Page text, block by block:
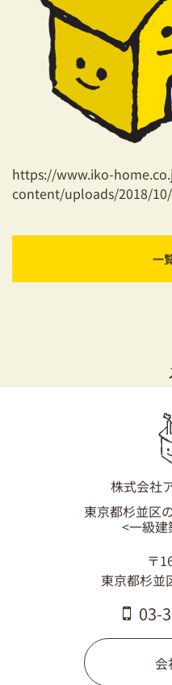
リフォーム・リノ
必見！土地
資金計画に
ショ
採
https://www.iko-
content/uploads/2018/
一
株式会社
東京都杉並区
<一級
〒
東京都杉並
03-
会